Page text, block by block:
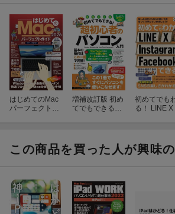
パソコンでのマウス以上にスピーディーな
PDFのあらゆる処理、パソコン以上に快適
iPadの優れた面、必須テクニックを徹底解
また今号では、哲学、倫理学の研究者であ
を表紙、
誌面で起用し、研究や学習にiPadをどのよ
根掘り葉掘り聞いています。iPadで深い思
見やすい大画面と、どこにでも持ち運べる
ださい。
はじめてのMac
パーフェクトガ
増補改訂版 初め
てでもできる！
初めてでも
る！ LINE X
この商品を買った人が興味